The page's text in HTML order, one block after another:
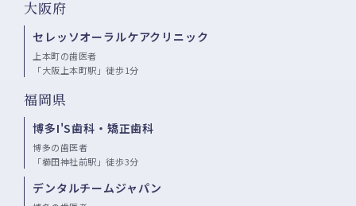
大阪府
セレッソオーラルケアクリニック
上本町の歯医者
「大阪上本町駅」徒歩1分
福岡県
博多I'S歯科・矯正歯科
博多の歯医者
「櫛田神社前駅」徒歩3分
デンタルチームジャパン